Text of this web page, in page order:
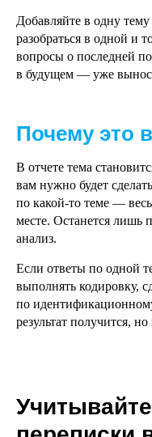
Добавляйте в одну
разобраться в одной и
вопросы о последней
в будущем — уже
Почему это
В отчете тема
вам нужно будет
по какой-то теме —
месте. Останется
анализ.
Если ответы по одной
выполнять кодировку,
по
результат получится,